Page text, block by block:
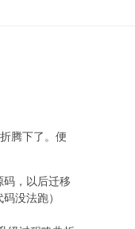
腾下了。便
码，以后迁移
没法跑）